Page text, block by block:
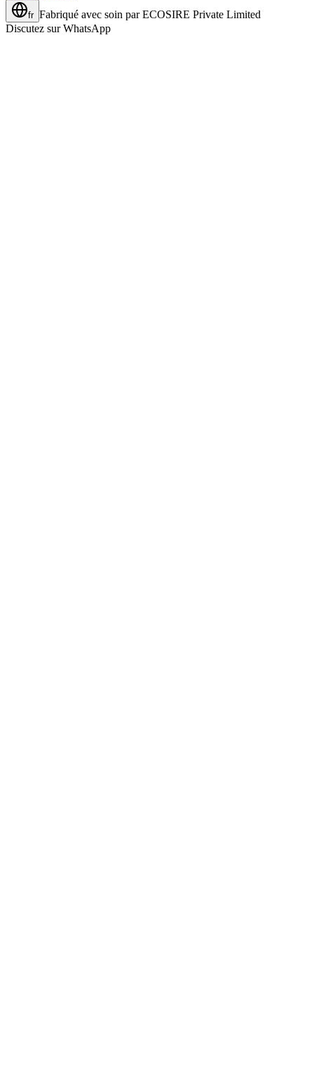
fr Fabriqué avec soin par ECOSIRE Private Limited
Discutez sur WhatsApp